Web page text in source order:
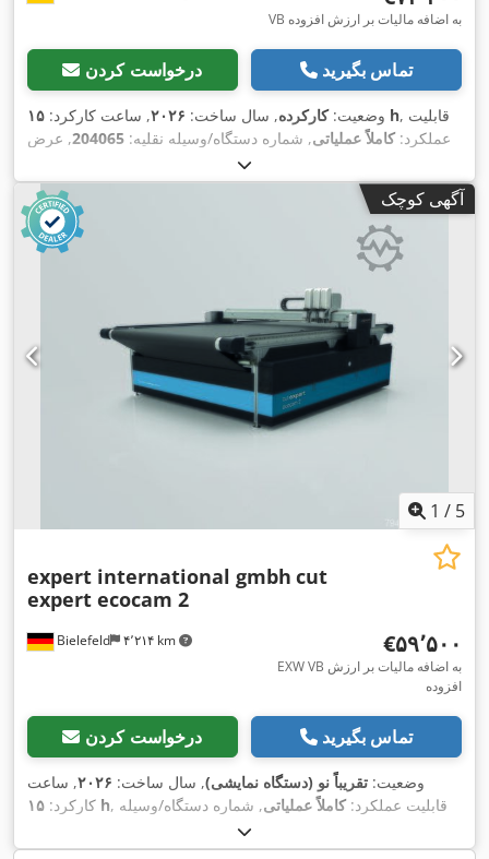
VB به اضافه مالیات بر ارزش افزوده
درخواست کردن تماس بگیرید
وضعیت:کارکرده, سال ساخت: ۲۰۲۶, ساعت کارکرد: ۱۵ h, قابلیت
عملکرد:کاملاً عملیاتی, شماره دستگاه/وسیله نقلیه: 204065, عرض
آگهی کوچک
1 / 5
Bielefeld ۴٬۲۱۴ km
expert international gmbh cut
expert ecocam 2
‎€۵۹٬۵۰۰
EXW VB به اضافه مالیات بر ارزش
افزوده
درخواست کردن تماس بگیرید
وضعیت: تقریباً نو (دستگاه نمایشی), سال ساخت: ۲۰۲۶, ساعت
کارکرد: ۱۵ h , قابلیت عملکرد:کاملاً عملیاتی, شماره دستگاه/وسیله
, عرض کل:
میلی‌متر,